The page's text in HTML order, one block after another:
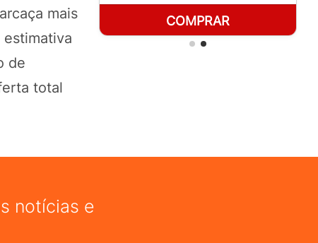
mais
de
total
COMPRAR
notícias e